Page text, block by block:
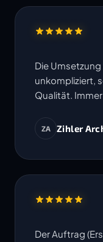
Die
unkompliziert,
Qualität.
ZA Zihler
Der Auftrag